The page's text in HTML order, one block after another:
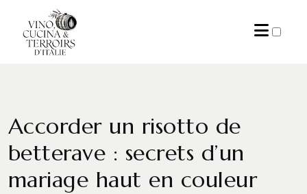
Accorder un risotto de
betterave : secrets d’un
mariage haut en couleur